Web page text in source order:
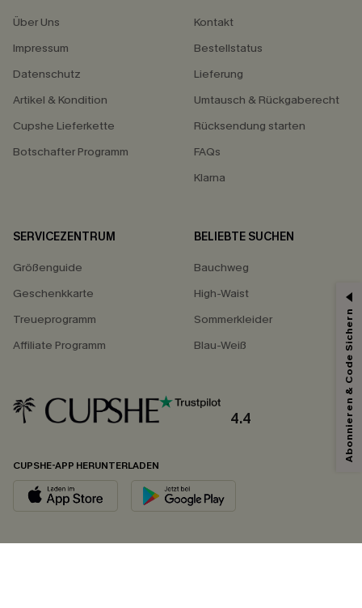
Über Uns
Impressum
Datenschutz
Artikel & Kondition
Cupshe Lieferkette
Botschafter Programm
Kontakt
Bestellstatus
Lieferung
Umtausch & Rückgaberecht
Rücksendung starten
FAQs
Klarna
SERVICEZENTRUM
Größenguide
Geschenkkarte
Treueprogramm
Affiliate Programm
BELIEBTE SUCHEN
Bauchweg
High-Waist
Sommerkleider
Blau-Weiß
4.4
CUPSHE-APP HERUNTERLADEN
Abonnieren & Code Sichern